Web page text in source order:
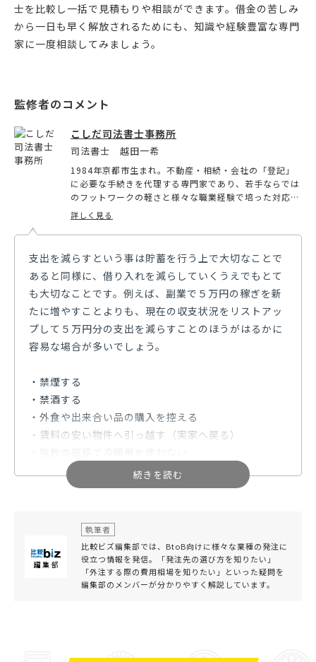
士を比較し一括で見積もりや相談ができます。借金の苦しみ
から一日も早く解放されるためにも、知識や経験豊富な専門
家に一度相談してみましょう。
こしだ司法書士事務所
司法書士 越田一希
1984年京都市生まれ。不動産・相続・会社の「登記」
に必要な手続きを代理する専門家であり、若手ならでは
のフットワークの軽さと様々な職業経験で培った対応力
を持つ法務大臣認定司法書士。自身が法律知識ゼロで資
格学習を開始した経験から法律の適用や用語の難しさを
理解しており、平易でわかりやすい説明を心がけており
詳しく見る
支出を減らすという事は貯蓄を行う上で大切なことで
あると同様に、借り入れを減らしていくうえでもとて
も大切なことです。例えば、副業で５万円の稼ぎを新
たに増やすことよりも、現在の収支状況をリストアッ
プして５万円分の支出を減らすことのほうがはるかに
容易な場合が多いでしょう。
・禁煙する
・禁酒する
・外食や出来合い品の購入を控える
・賃料の安い物件へ引っ越す（実家へ戻る）
・入浴をシャワーにする
・趣味への支出を制限する
これらの事を実際に行うだけでも毎月数万円の節約に
なる場合もあるでしょう。上がってしまった毎月の食
費や嗜好品、住宅満足度などが現状に見合ったもので
あるかどうかは自分ではなかなか気付けないもので
執筆者
比較ビズ編集部では、BtoB向けに様々な業種の発注に
役立つ情報を発信。「発注先の選び方を知りたい」
「外注する際の費用相場を知りたい」といった疑問を
編集部のメンバーが分かりやすく解説しています。